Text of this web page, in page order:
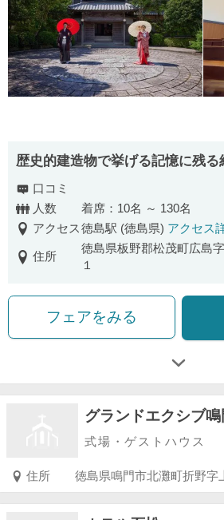
歴史的建造物で挙げる記憶に残る
口コミ
人数
着席：10名 ～ 130名
アクセス徳島駅 (徳島県) アクセス
住所
徳島県板野郡松茂町広島
１
フェアをみる
グランドエクシブ鳴
式場・ゲストハウス
住所 徳島県鳴門市北灘町折野字